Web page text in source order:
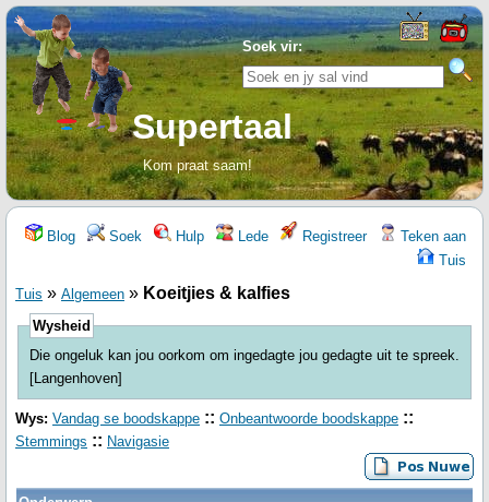
Soek vir:
Supertaal
Kom praat saam!
Blog Soek Hulp Lede Registreer
Teken aan
Tuis
Tuis » Algemeen » Koeitjies & kalfies
Wysheid
Die ongeluk kan jou oorkom om ingedagte jou gedagte uit te spreek.
[Langenhoven]
Wys: Vandag se boodskappe :: Onbeantwoorde boodskappe ::
Stemmings :: Navigasie